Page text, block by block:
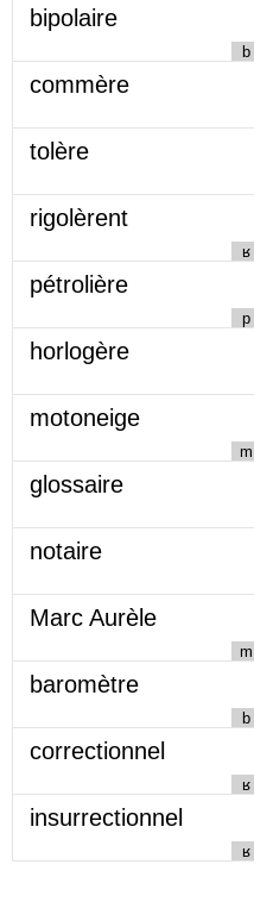
bipolaire
b
commère
tolère
rigolèrent
ʁ
pétrolière
p
horlogère
motoneige
m
glossaire
notaire
Marc Aurèle
m
baromètre
b
correctionnel
ʁ
insurrectionnel
ʁ